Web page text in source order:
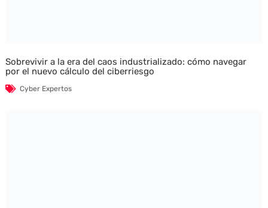
Sobrevivir a la era del caos industrializado: cómo navegar
por el nuevo cálculo del ciberriesgo
Cyber Expertos